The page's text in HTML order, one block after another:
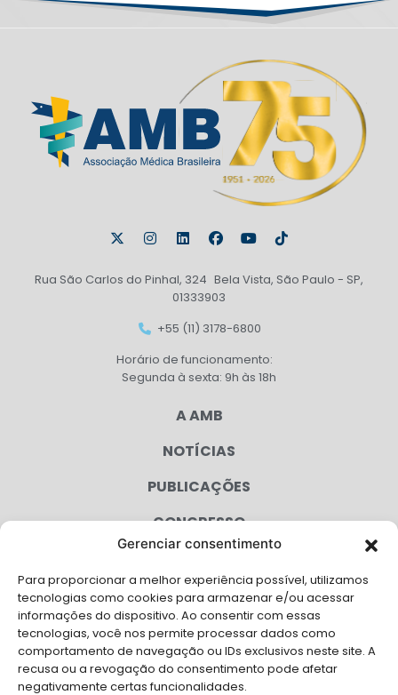
Gerenciar consentimento
Para proporcionar a melhor experiência possível, utilizamos
tecnologias como cookies para armazenar e/ou acessar
informações do dispositivo. Ao consentir com essas
tecnologias, você nos permite processar dados como
comportamento de navegação ou IDs exclusivos neste site. A
recusa ou a revogação do consentimento pode afetar
negativamente certas funcionalidades.
Rua São Carlos do Pinhal, 324 Bela Vista, São Paulo - SP,
01333903
+55 (11) 3178-6800
Horário de funcionamento:
Segunda à sexta: 9h às 18h
A AMB
NOTÍCIAS
PUBLICAÇÕES
CONGRESSO
CAMPANHAS
SERVIÇOS
FILIADAS